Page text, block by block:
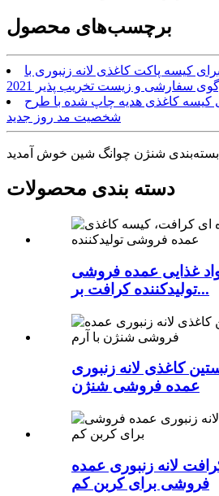
برچسب‌های محصول
کیسه پاکت کاغذی لانه زنبوری با
سفارشی و زیست تخریب پذیر 2021
کیسه کاغذی هدیه چاپ شده با طرح
شخصیت مد روز جدید
دسته بندی محصولات
غذایی عمده فروشی
تولیدکننده کرافت بر...
کاغذی لانه زنبوری
عمده فروشی شنژن
لانه زنبوری عمده
فروشی برای کربن کم